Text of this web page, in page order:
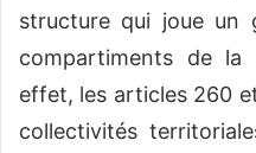
structure qui joue un
compartiments de
effet, les articles 260
collectivités